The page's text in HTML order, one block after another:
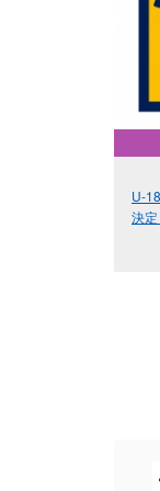
U-
決